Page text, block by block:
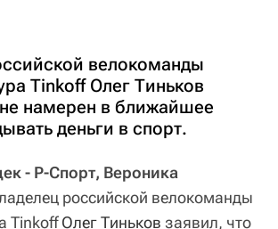
велокоманды
Tinkoff Олег Тиньков
намерен в ближайшее
деньги в спорт.
- Р-Спорт, Вероника
российской велокоманды
TinkoffОлег Тиньков заявил, что